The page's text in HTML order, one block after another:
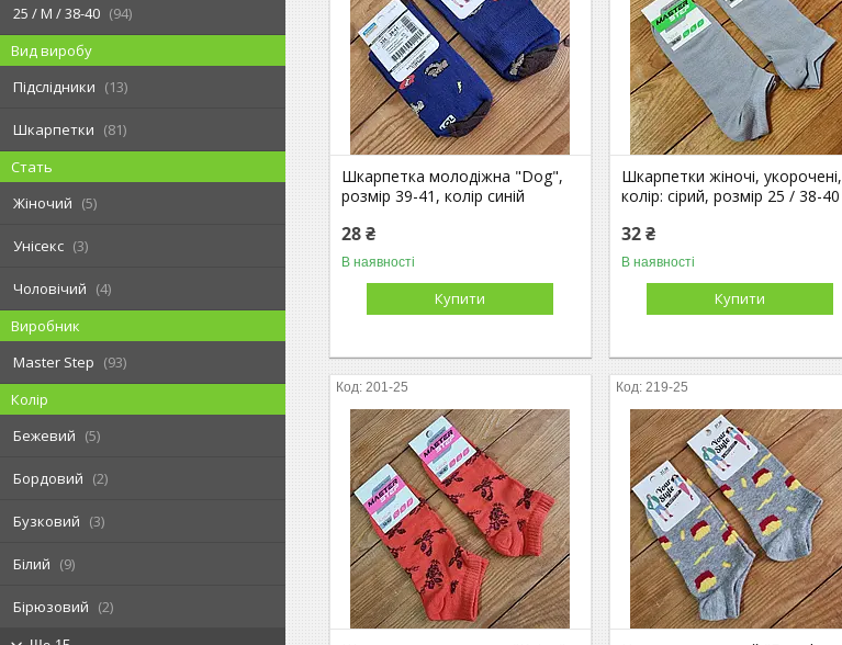
25 / M / 38-40
94
Вид виробу
Підслідники
13
Шкарпетки
81
Стать
Жіночий
5
Унісекс 3
Чоловічий
4
Виробник
Master Step
93
Колір
Бежевий
5
Бордовий 2
Бузковий 3
Білий 9
Бірюзовий 2
Шкарпетка молодіжна "Dog",
розмір 39-41, колір синій
28 ₴
В наявності
Купити
Шкарпетки жіночі, укорочені,
колір: сірий, розмір 25 / 38-40
32 ₴
В наявності
Купити
201-25 219-25